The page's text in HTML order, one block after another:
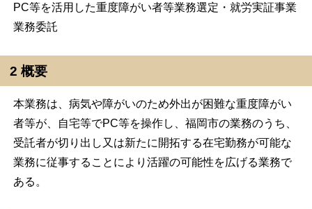
PC等を活用した重度障がい者等業務選定・就労実証事業
業務委託
2 概要
本業務は、病気や障がいのため外出が困難な重度障がい
者等が、自宅等でPC等を操作し、福岡市の業務のうち、
受託者が切り出し又は新たに開拓する在宅勤務が可能な
業務に従事することにより活躍の可能性を広げる業務で
ある。